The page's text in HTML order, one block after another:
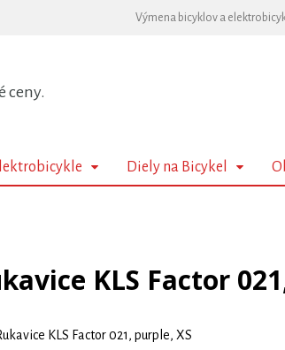
ceny.
Výmena bicyklov a
Diely na Bicykel
KLS Factor
KLS Factor 021, purple, XS